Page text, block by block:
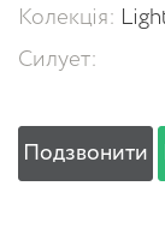
Колекція:
Силует:
Подзвонити